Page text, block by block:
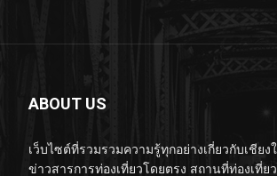
ABOUT US
เว็บไซต์ที่รวมรวมความรู้ทุกอย่างเกี่ยวกับเชีย
ข่าวสารการท่องเที่ยวโดยตรง สถานที่ท่องเที่ย